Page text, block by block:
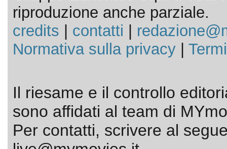
riproduzione anche parziale.
credits
contatti
Normativa sulla privacy|
Il riesame e il controllo
sono affidati al team di
Per contatti, scrivere al